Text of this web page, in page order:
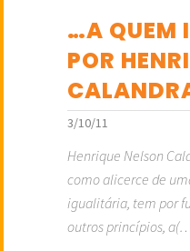
…A QUEM
POR
3/10/11
Henrique Nelson
como alicerce de
igualitária, tem por
outros princípios,